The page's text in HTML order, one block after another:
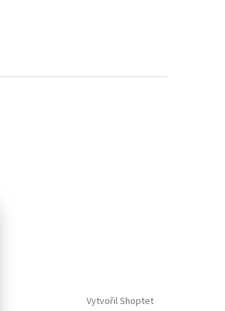
Vytvořil Shoptet